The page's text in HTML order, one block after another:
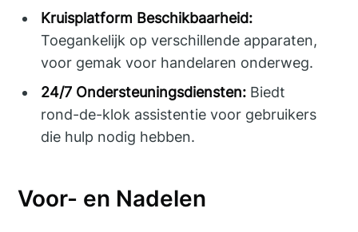
Kruisplatform Beschikbaarheid:
Toegankelijk op verschillende apparaten,
voor gemak voor handelaren onderweg.
24/7 Ondersteuningsdiensten: Biedt
rond-de-klok assistentie voor gebruikers
die hulp nodig hebben.
Voor- en Nadelen